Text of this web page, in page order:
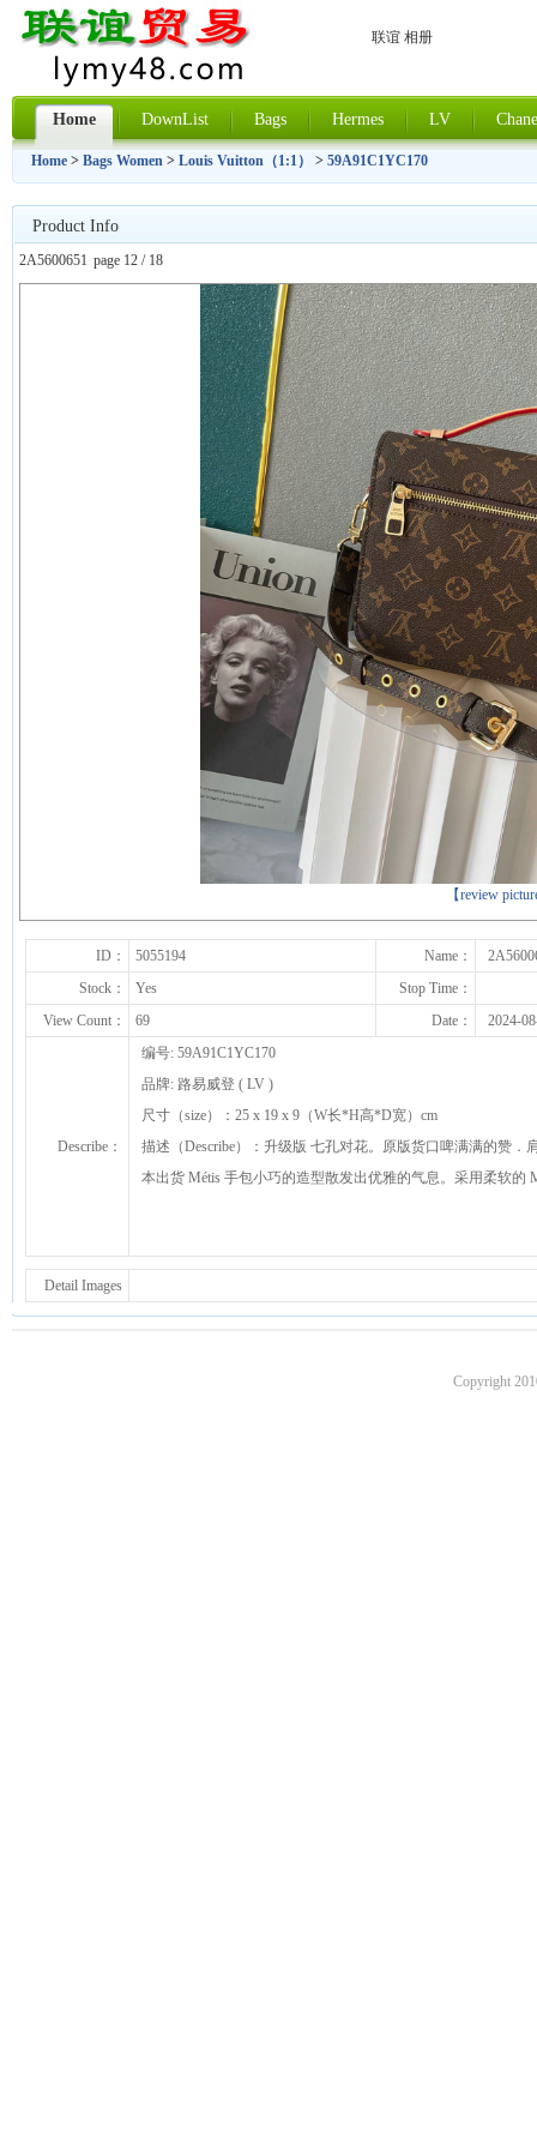
联谊 相册
Home DownList Bags Hermes LV
Home > Bags Women > Louis Vuitton（1:1） > 59A91C1YC170
Product Info
2A5600651 page 12 / 18
【review
上一张
下一张
ID： 5055194 Name：
Stock：
Yes
Stop Time：
View Count：
69 Date： 2024-
Describe：
编号: 59A91C1YC170
品牌: 路易威登 ( LV )
尺寸（size）：25 x 19 x 9（W长*H高*D宽）cm
描述（Describe）：升级版 七孔对花。原版货口啤满满的赞
本出货 Métis 手包小巧的造型散发出优雅的气息。采用柔软的
Detail Images
Copyright